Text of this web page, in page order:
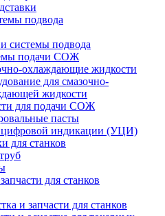
подвода
системы подвода
подачи СОЖ
охлаждающие жидкости
для смазочно-
жидкости
для подачи СОЖ
пасты
цифровой индикации (УЦИ)
для станков
для станков
и запчасти для станков